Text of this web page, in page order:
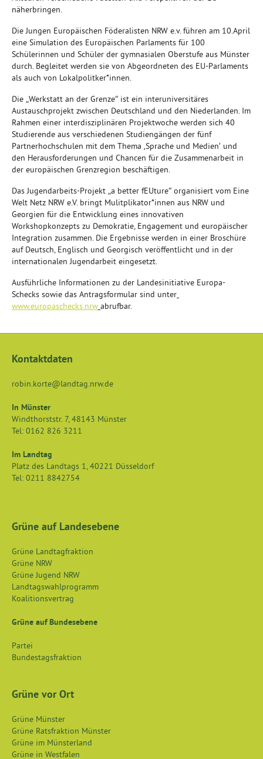
näherbringen.
Die Jungen Europäischen Föderalisten NRW e.v. führen am 10.April
eine Simulation des Europäischen Parlaments für 100
Schülerinnen und Schüler der gymnasialen Oberstufe aus Münster
durch. Begleitet werden sie von Abgeordneten des EU-Parlaments
als auch von Lokalpolitker*innen.
Die „Werkstatt an der Grenze“ ist ein interuniversitäres
Austauschprojekt zwischen Deutschland und den Niederlanden. Im
Rahmen einer interdisziplinären Projektwoche werden sich 40
Studierende aus verschiedenen Studiengängen der fünf
Partnerhochschulen mit dem Thema ‚Sprache und Medien’ und
den Herausforderungen und Chancen für die Zusammenarbeit in
der europäischen Grenzregion beschäftigen.
Das Jugendarbeits-Projekt „a better fEUture“ organisiert vom Eine
Welt Netz NRW e.V. bringt Mulitplikator*innen aus NRW und
Georgien für die Entwicklung eines innovativen
Workshopkonzepts zu Demokratie, Engagement und europäischer
Integration zusammen. Die Ergebnisse werden in einer Broschüre
auf Deutsch, Englisch und Georgisch veröffentlicht und in der
internationalen Jugendarbeit eingesetzt.
Ausführliche Informationen zu der Landesinitiative Europa-
Schecks sowie das Antragsformular sind unter
www.europaschecks.nrw abrufbar.
Kontaktdaten
robin.korte@landtag.nrw.de
In Münster
Windthorststr. 7,48143 Münster
Tel: 0162 826 3211
Im Landtag
Platz des Landtags 1,40221 Düsseldorf
Tel: 0211 8842754
Grüne auf Landesebene
Grüne Landtagfraktion
Grüne NRW
Grüne Jugend NRW
Landtagswahlprogramm
Koalitionsvertrag
Grüne auf Bundesebene
Partei
Bundestagsfraktion
Grüne vor Ort
Grüne Münster
Grüne Ratsfraktion Münster
Grüne im Münsterland
Grüne in Westfalen